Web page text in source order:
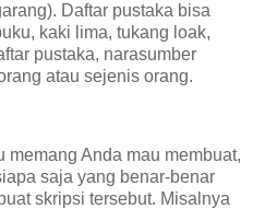
Daftar pustaka bisa
kaki lima, tukang loak,
pustaka, narasumber
atau sejenis orang.
Anda mau membuat,
saja yang benar-benar
skripsi tersebut. Misalnya